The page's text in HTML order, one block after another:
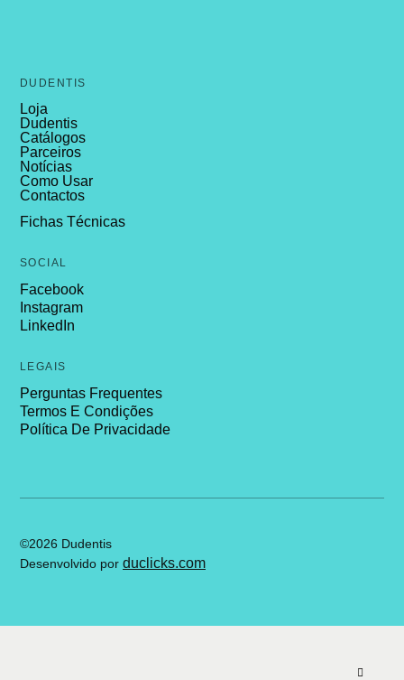
DUDENTIS
Loja
Dudentis
Catálogos
Parceiros
Notícias
Como Usar
Contactos
Fichas Técnicas
SOCIAL
Facebook
Instagram
LinkedIn
LEGAIS
Perguntas Frequentes
Termos E Condições
Política De Privacidade
©2026 Dudentis
Desenvolvido por duclicks.com